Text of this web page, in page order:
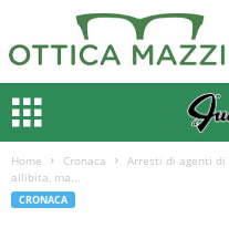
Home Cronaca
Arresti di agenti di
allibita, ma...
CRONACA